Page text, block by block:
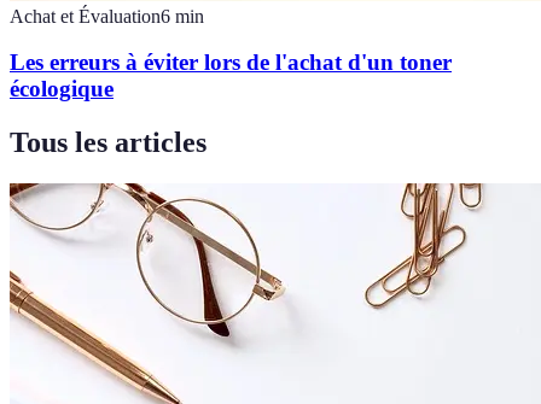
Achat et Évaluation6 min
Les erreurs à éviter lors de l'achat d'un toner
écologique
Tous les articles